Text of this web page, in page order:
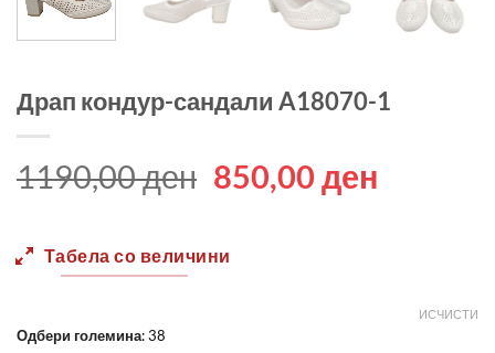
Драп кондур-сандали A18070-1
1190,00ден Original
1190,00 ден.
850,00 ден
Табела со величини
Одбери големина:38
ИСЧИСТИ